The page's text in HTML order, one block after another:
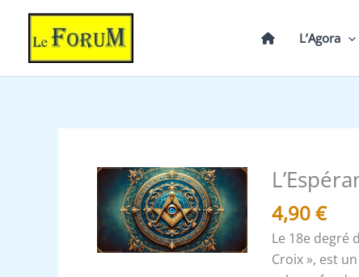
contenu
L’Agora
4,90€
Le 18e degré
Croix », est
quantité
L'Espérance
et
la